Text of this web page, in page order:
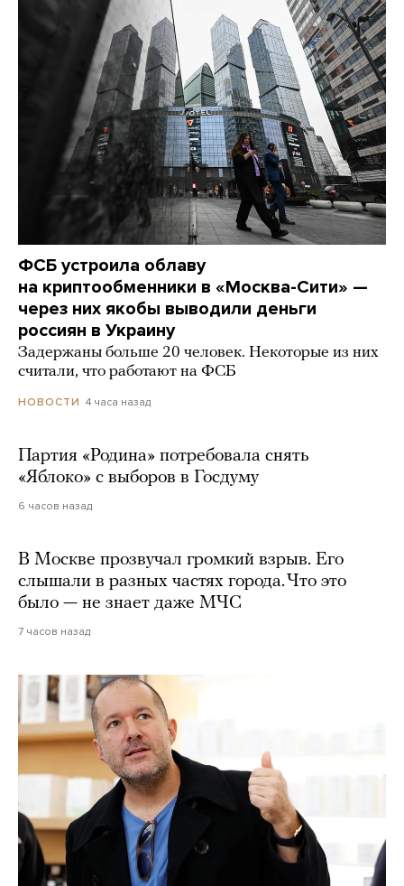
ФСБ устроила облаву
на криптообменники в «Москва-Сити» —
через них якобы выводили деньги
россиян в Украину
Задержаны больше 20 человек. Некоторые из них
считали, что работают на ФСБ
НОВОСТИ 4 часа назад
Партия «Родина» потребовала снять
«Яблоко» с выборов в Госдуму
6 часов назад
В Москве прозвучал громкий взрыв. Его
слышали в разных частях города. Что это
было — не знает даже МЧС
7 часов назад